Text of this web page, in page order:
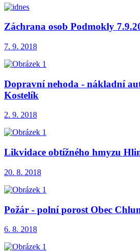
Záchrana osob Podmokly
7. 9. 2018
Dopravní nehoda - nákladní
Kostelík
2. 9. 2018
Likvidace obtížného hmyzu
20. 8. 2018
Požár - polní porost Obec
6. 8. 2018